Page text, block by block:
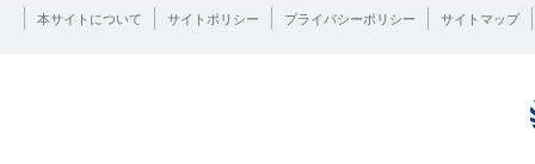
本サイトについて サイトポリシー プライバシーポリシー サイトマップ